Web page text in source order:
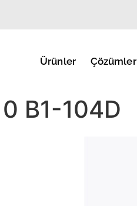
Ürünler Çözümler
B1-104D